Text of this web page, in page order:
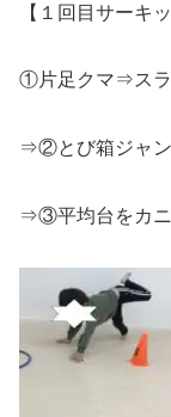
【１回目サーキ
①片足クマ⇒スラ
⇒②とび箱ジャ
⇒③平均台をカニ